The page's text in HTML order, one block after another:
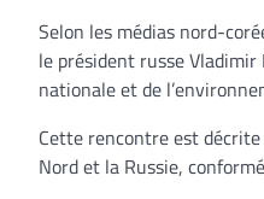
Selon les médias nord-
le président russe
nationale et de
Cette rencontre est
Nord et la Russie,